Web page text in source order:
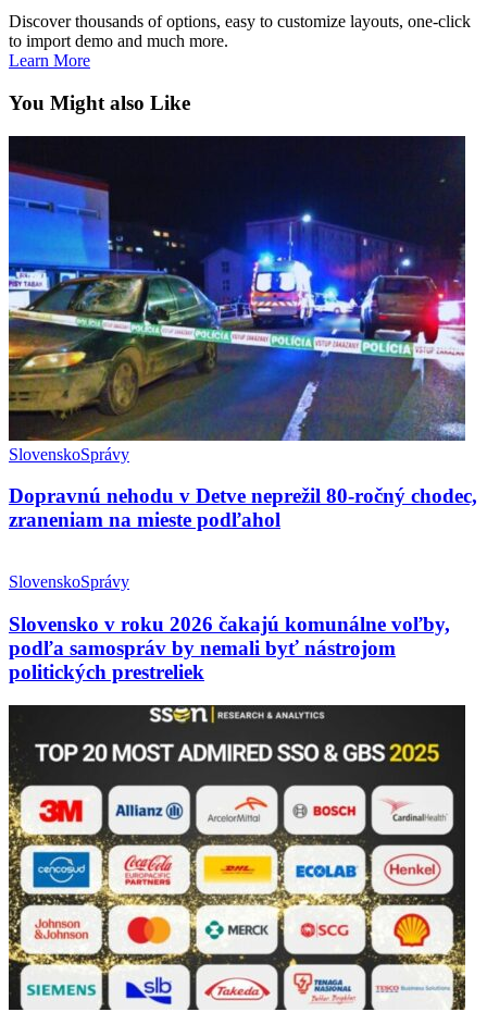
Discover thousands of options, easy to customize layouts, one-click
to import demo and much more.
Learn More
You Might also Like
SlovenskoSprávy
Dopravnú nehodu v Detve neprežil 80-ročný chodec,
zraneniam na mieste podľahol
SlovenskoSprávy
Slovensko v roku 2026 čakajú komunálne voľby,
podľa samospráv by nemali byť nástrojom
politických prestreliek